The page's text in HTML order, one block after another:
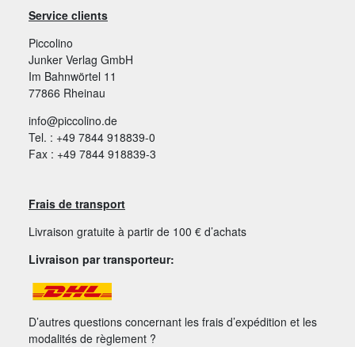
Service clients
Piccolino
Junker Verlag GmbH
Im Bahnwörtel 11
77866 Rheinau
info@piccolino.de
Tel. : +49 7844 918839-0
Fax : +49 7844 918839-3
Frais de transport
Livraison gratuite à partir de 100 € d’achats
Livraison par transporteur:
D’autres questions concernant les frais d’expédition et les
modalités de règlement ?